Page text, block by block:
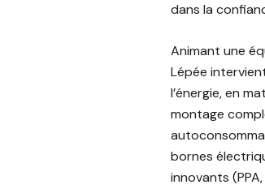
dans la
Animant une
Lépée
l’énergie, en
montage
bornes
innovants